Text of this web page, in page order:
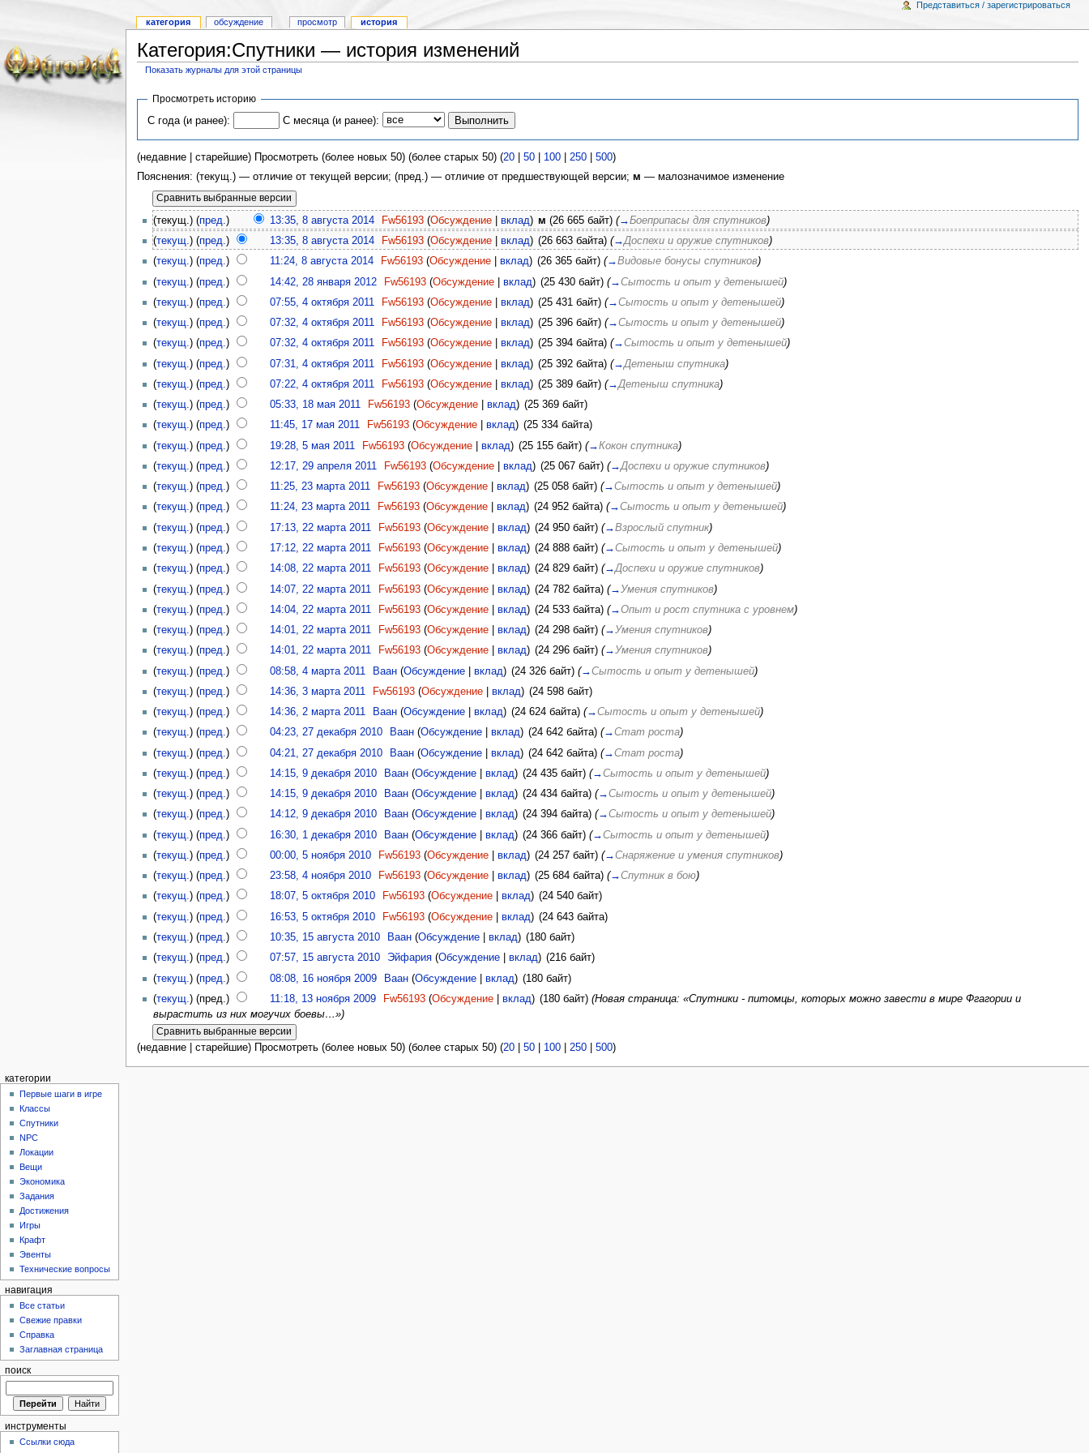
Категория:Спутники — история изменений
Показать журналы для этой страницы
Просмотреть историю
С года (и ранее):
С месяца (и ранее):
(недавние | старейшие) Просмотреть (более новых 50) (более старых 50) (20| 50| 100| 250| 500)
Пояснения: (текущ.) — отличие от текущей версии; (пред.) — отличие от предшествующей версии; м — малозначимое изменение
(текущ.) (пред. ) 13:35, 8 августа 2014 Fw56193 (Обсуждение| вклад) м (26 665 байт) (→Боеприпасы для спутников)
(текущ.) (пред.) 13:35, 8 августа 2014 Fw56193 (Обсуждение| вклад) (26 663 байта) (→Доспехи и оружие спутников)
(текущ.) (пред.) 11:24, 8 августа 2014 Fw56193 (Обсуждение| вклад) (26 365 байт) (→Видовые бонусы спутников)
(текущ. ) (пред. ) 14:42, 28 января 2012 Fw56193 (Обсуждение| вклад) (25 430 байт) (→Сытость и опыт у детенышей)
(текущ. ) (пред. ) 07:55, 4 октября 2011 Fw56193 (Обсуждение| вклад) (25 431 байт) (→Сытость и опыт у детенышей)
(текущ.) (пред.) 07:32, 4 октября 2011 Fw56193 (Обсуждение| вклад) (25 396 байт) (→Сытость и опыт у детенышей)
(текущ.) (пред.) 07:32, 4 октября 2011 Fw56193 (Обсуждение| вклад) (25 394 байта) (→Сытость и опыт у детенышей)
(текущ. ) (пред. ) 07:31, 4 октября 2011 Fw56193 (Обсуждение| вклад) (25 392 байта) (→Детеныш спутника)
(текущ.) (пред.) 07:22, 4 октября 2011 Fw56193 (Обсуждение| вклад) (25 389 байт) (→Детеныш спутника)
(текущ.) (пред.) 05:33, 18 мая 2011 Fw56193 (Обсуждение| вклад) (25 369 байт)
(текущ.) (пред.) 11:45, 17 мая 2011 Fw56193 (Обсуждение| вклад) (25 334 байта)
(текущ. ) (пред. ) 19:28, 5 мая 2011 Fw56193 (Обсуждение| вклад) (25 155 байт) (→Кокон спутника)
(текущ.) (пред.) 12:17, 29 апреля 2011 Fw56193 (Обсуждение| вклад) (25 067 байт) (→Доспехи и оружие спутников)
(текущ.) (пред.) 11:25, 23 марта 2011 Fw56193 (Обсуждение| вклад) (25 058 байт) (→Сытость и опыт у детенышей)
(текущ.) (пред.) 11:24, 23 марта 2011 Fw56193 (Обсуждение| вклад) (24 952 байта) (→Сытость и опыт у детенышей)
(текущ. ) (пред. ) 17:13, 22 марта 2011 Fw56193 (Обсуждение| вклад) (24 950 байт) (→Взрослый спутник)
(текущ.) (пред.) 17:12, 22 марта 2011 Fw56193 (Обсуждение| вклад) (24 888 байт) (→Сытость и опыт у детенышей)
(текущ.) (пред.) 14:08, 22 марта 2011 Fw56193 (Обсуждение| вклад) (24 829 байт) (→Доспехи и оружие спутников)
(текущ. ) (пред. ) 14:07, 22 марта 2011 Fw56193 (Обсуждение| вклад) (24 782 байта) (→ Умения спутников)
(текущ. ) (пред. ) 14:04, 22 марта 2011 Fw56193 (Обсуждение| вклад) (24 533 байта) (→Опыт и рост спутника с уровнем)
(текущ.) (пред.) 14:01, 22 марта 2011 Fw56193 (Обсуждение| вклад) (24 298 байт) (→Умения спутников)
(текущ.) (пред.) 14:01, 22 марта 2011 Fw56193 (Обсуждение| вклад) (24 296 байт) (→Умения спутников)
(текущ. ) (пред. ) 08:58, 4 марта 2011 Ваан (Обсуждение| вклад) (24 326 байт) (→Сытость и опыт у детенышей)
(текущ.) (пред.) 14:36, 3 марта 2011 Fw56193 (Обсуждение| вклад) (24 598 байт)
(текущ.) (пред.) 14:36, 2 марта 2011 Ваан (Обсуждение| вклад) (24 624 байта) (→Сытость и опыт у детенышей)
(текущ.) (пред.) 04:23, 27 декабря 2010 Ваан (Обсуждение| вклад) (24 642 байта) (→Стат роста)
(текущ. ) (пред. ) 04:21, 27 декабря 2010 Ваан (Обсуждение| вклад) (24 642 байта) (→Стат роста)
(текущ.) (пред.) 14:15, 9 декабря 2010 Ваан (Обсуждение| вклад) (24 435 байт) (→Сытость и опыт у детенышей)
(текущ.) (пред.) 14:15, 9 декабря 2010 Ваан (Обсуждение| вклад) (24 434 байта) (→Сытость и опыт у детенышей)
(текущ.) (пред.) 14:12, 9 декабря 2010 Ваан (Обсуждение| вклад) (24 394 байта) (→Сытость и опыт у детенышей)
(текущ. ) (пред. ) 16:30, 1 декабря 2010 Ваан (Обсуждение| вклад) (24 366 байт) (→Сытость и опыт у детенышей)
(текущ.) (пред.) 00:00, 5 ноября 2010 Fw56193 (Обсуждение| вклад) (24 257 байт) (→Снаряжение и умения спутников)
(текущ.) (пред.) 23:58, 4 ноября 2010 Fw56193 (Обсуждение| вклад) (25 684 байта) (→Спутник в бою)
(текущ.) (пред.) 18:07, 5 октября 2010 Fw56193 (Обсуждение| вклад) (24 540 байт)
(текущ. ) (пред. ) 16:53, 5 октября 2010 Fw56193 (Обсуждение| вклад) (24 643 байта)
(текущ.) (пред.) 10:35, 15 августа 2010 Ваан (Обсуждение| вклад) (180 байт)
(текущ.) (пред.) 07:57, 15 августа 2010 Эйфария (Обсуждение| вклад) (216 байт)
(текущ. ) (пред. ) 08:08, 16 ноября 2009 Ваан (Обсуждение| вклад) (180 байт)
(текущ.) (пред.) 11:18, 13 ноября 2009 Fw56193 (Обсуждение| вклад) (180 байт) (Новая страница: «Спутники - питомцы, которых можно завести в мире Фгагории и
вырастить из них могучих боевы…»)
(недавние | старейшие) Просмотреть (более новых 50) (более старых 50) (20| 50| 100| 250| 500)
категория обсуждение просмотр история
Представиться / зарегистрироваться
категории
Первые шаги в игре
Классы
Спутники
NPC
Локации
Вещи
Экономика
Задания
Достижения
Игры
Крафт
Эвенты
Технические вопросы
навигация
Все статьи
Свежие правки
Справка
Заглавная страница
поиск
инструменты
Ссылки сюда